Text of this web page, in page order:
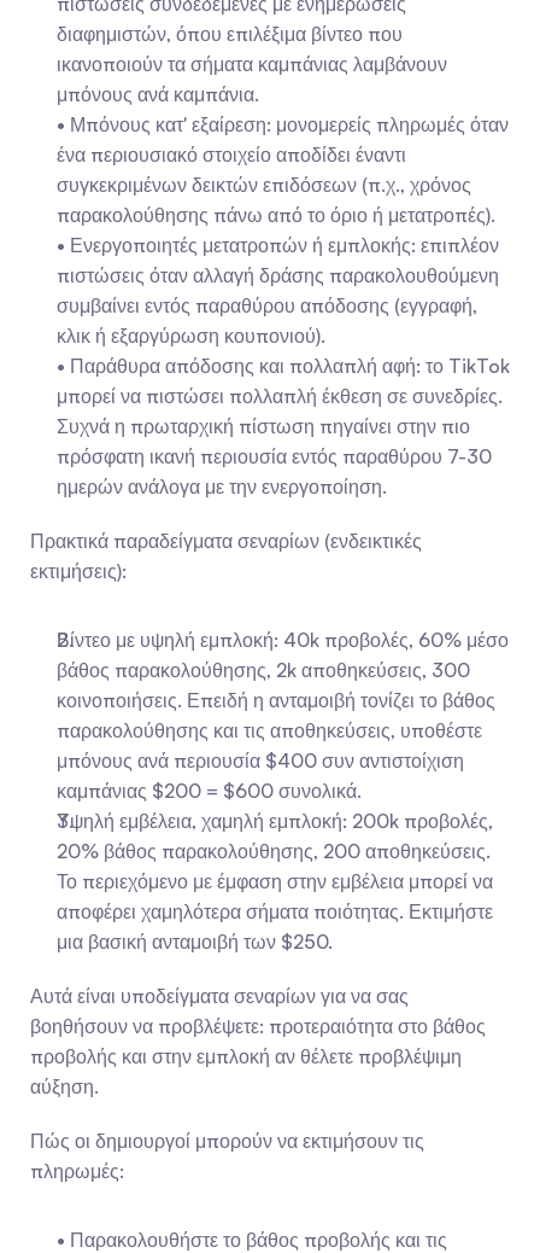
διαφημιστών, όπου επιλέξιμα βίντεο που
ικανοποιούν τα σήματα καμπάνιας λαμβάνουν
μπόνους ανά καμπάνια.
- Μπόνους κατ' εξαίρεση: μονομερείς πληρωμές όταν
ένα περιουσιακό στοιχείο αποδίδει έναντι
συγκεκριμένων δεικτών επιδόσεων (π.χ., χρόνος
παρακολούθησης πάνω από το όριο ή μετατροπές).
- Ενεργοποιητές μετατροπών ή εμπλοκής: επιπλέον
πιστώσεις όταν αλλαγή δράσης παρακολουθούμενη
συμβαίνει εντός παραθύρου απόδοσης (εγγραφή,
κλικ ή εξαργύρωση κουπονιού).
- Παράθυρα απόδοσης και πολλαπλή αφή: το TikTok
μπορεί να πιστώσει πολλαπλή έκθεση σε συνεδρίες.
Συχνά η πρωταρχική πίστωση πηγαίνει στην πιο
πρόσφατη ικανή περιουσία εντός παραθύρου 7-30
ημερών ανάλογα με την ενεργοποίηση.
Πρακτικά παραδείγματα σεναρίων (ενδεικτικές
εκτιμήσεις):
Βίντεο με υψηλή εμπλοκή: 40k προβολές, 60% μέσο
βάθος παρακολούθησης, 2k αποθηκεύσεις, 300
κοινοποιήσεις. Επειδή η ανταμοιβή τονίζει το βάθος
παρακολούθησης και τις αποθηκεύσεις, υποθέστε
μπόνους ανά περιουσία $400 συν αντιστοίχιση
καμπάνιας $200 = $600 συνολικά.
Υψηλή εμβέλεια, χαμηλή εμπλοκή: 200k προβολές,
20% βάθος παρακολούθησης, 200 αποθηκεύσεις.
Το περιεχόμενο με έμφαση στην εμβέλεια μπορεί να
αποφέρει χαμηλότερα σήματα ποιότητας. Εκτιμήστε
μια βασική ανταμοιβή των $250.
Αυτά είναι υποδείγματα σεναρίων για να σας
βοηθήσουν να προβλέψετε: προτεραιότητα στο βάθος
προβολής και στην εμπλοκή αν θέλετε προβλέψιμη
αύξηση.
Πώς οι δημιουργοί μπορούν να εκτιμήσουν τις
πληρωμές:
- Παρακολουθήστε το βάθος προβολής και τις